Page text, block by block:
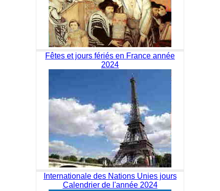
Fêtes et jours fériés en France année
2024
Internationale des Nations Unies jours
Calendrier de l'année 2024